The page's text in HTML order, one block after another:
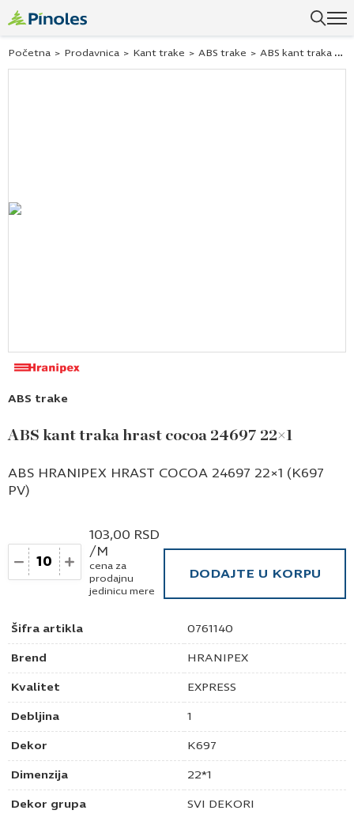
Početna > Prodavnica > Kant trake > ABS trake > ABS kant traka hrast cocoa 24697 22×1
ABS trake
ABS kant traka hrast cocoa 24697 22×1
Šifra artikla 0761140
Brend HRANIPEX
Kvalitet EXPRESS
Debljina 1
Dekor K697
Dimenzija 22*1
Dekor grupa SVI DEKORI
ABS HRANIPEX HRAST COCOA 24697 22×1 (K697
PV)
Količina
103,00 RSD
/M
cena za
prodajnu
jedinicu mere
DODAJTE U KORPU